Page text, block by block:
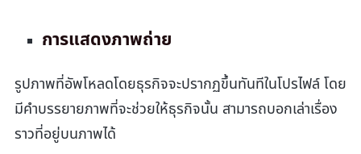
การแสดงภาพถ่าย
รูปภาพที่อัพโหลดโดยธุรกิจจะปรากฏขึ้นทันทีในโปรไฟล์ โดย
มีคำบรรยายภาพที่จะช่วยให้ธุรกิจนั้น สามารถบอกเล่าเรื่อง
ราวที่อยู่บนภาพได้